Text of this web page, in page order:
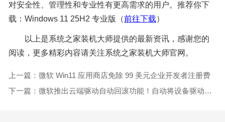
对安全性、管理性和专业性有更高需求的用户。推荐你下
载：Windows 11 25H2 专业版（前往下载）
以上是系统之家装机大师提供的最新资讯，感谢您的
阅读，更多精彩内容请关注系统之家装机大师官网。
上一篇：微软 Win11 应用商店免除 99 美元企业开发者注册费
下一篇：微软推出云端驱动自动回滚功能！自动将设备驱动回滚至正常状态